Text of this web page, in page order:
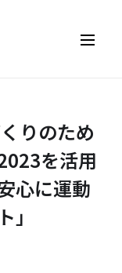
りのため
を活用
心に運動